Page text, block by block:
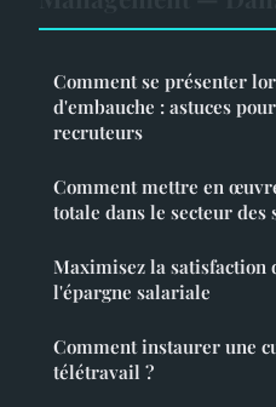
Comment se présenter
d'embauche : astuces
recruteurs
Comment mettre en
totale dans le secteur des
Maximisez la satisfaction
l'épargne salariale
Comment instaurer une
télétravail ?